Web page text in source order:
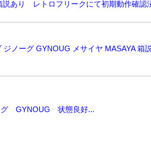
GYNOUG 状態良好...